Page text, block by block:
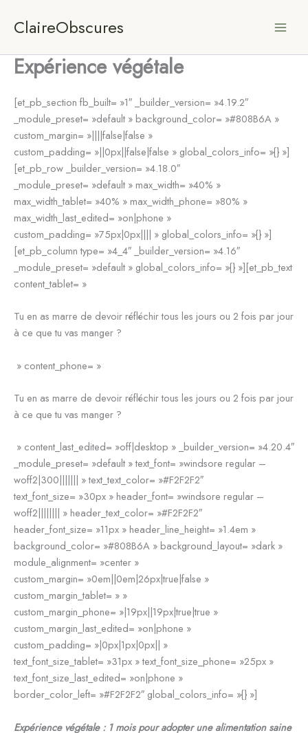
ClaireObscures
Expérience végétale
[et_pb_section fb_built= »1″ _builder_version= »4.19.2″
_module_preset= »default » background_color= »#808B6A »
custom_margin= »||||false|false »
custom_padding= »||0px||false|false » global_colors_info= »{} »]
[et_pb_row _builder_version= »4.18.0″
_module_preset= »default » max_width= »40% »
max_width_tablet= »40% » max_width_phone= »80% »
max_width_last_edited= »on|phone »
custom_padding= »75px|0px|||| » global_colors_info= »{} »]
[et_pb_column type= »4_4″ _builder_version= »4.16″
_module_preset= »default » global_colors_info= »{} »][et_pb_text
content_tablet= »
Tu en as marre de devoir réfléchir tous les jours ou 2 fois par jour
à ce que tu vas manger ?
» content_phone= »
Tu en as marre de devoir réfléchir tous les jours ou 2 fois par jour
à ce que tu vas manger ?
» content_last_edited= »off|desktop » _builder_version= »4.20.4″
_module_preset= »default » text_font= »windsore regular –
woff2|300||||||| » text_text_color= »#F2F2F2″
text_font_size= »30px » header_font= »windsore regular –
woff2|||||||| » header_text_color= »#F2F2F2″
header_font_size= »11px » header_line_height= »1.4em »
background_color= »#808B6A » background_layout= »dark »
module_alignment= »center »
custom_margin= »0em||0em|26px|true|false »
custom_margin_tablet= » »
custom_margin_phone= »|19px||19px|true|true »
custom_margin_last_edited= »on|phone »
custom_padding= »|0px|1px|0px|| »
text_font_size_tablet= »31px » text_font_size_phone= »25px »
text_font_size_last_edited= »on|phone »
border_color_left= »#F2F2F2″ global_colors_info= »{} »]
Expérience végétale : 1 mois pour adopter une alimentation saine